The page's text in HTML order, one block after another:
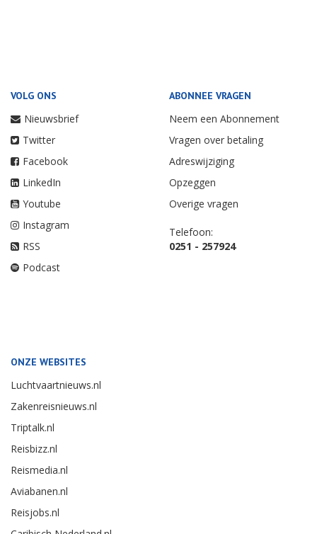
VOLG ONS
Nieuwsbrief
Twitter
Facebook
LinkedIn
Youtube
Instagram
RSS
Podcast
ABONNEE VRAGEN
Neem een Abonnement
Vragen over betaling
Adreswijziging
Opzeggen
Overige vragen
Telefoon:
0251 - 257924
ONZE WEBSITES
Luchtvaartnieuws.nl
Zakenreisnieuws.nl
Triptalk.nl
Reisbizz.nl
Reismedia.nl
Aviabanen.nl
Reisjobs.nl